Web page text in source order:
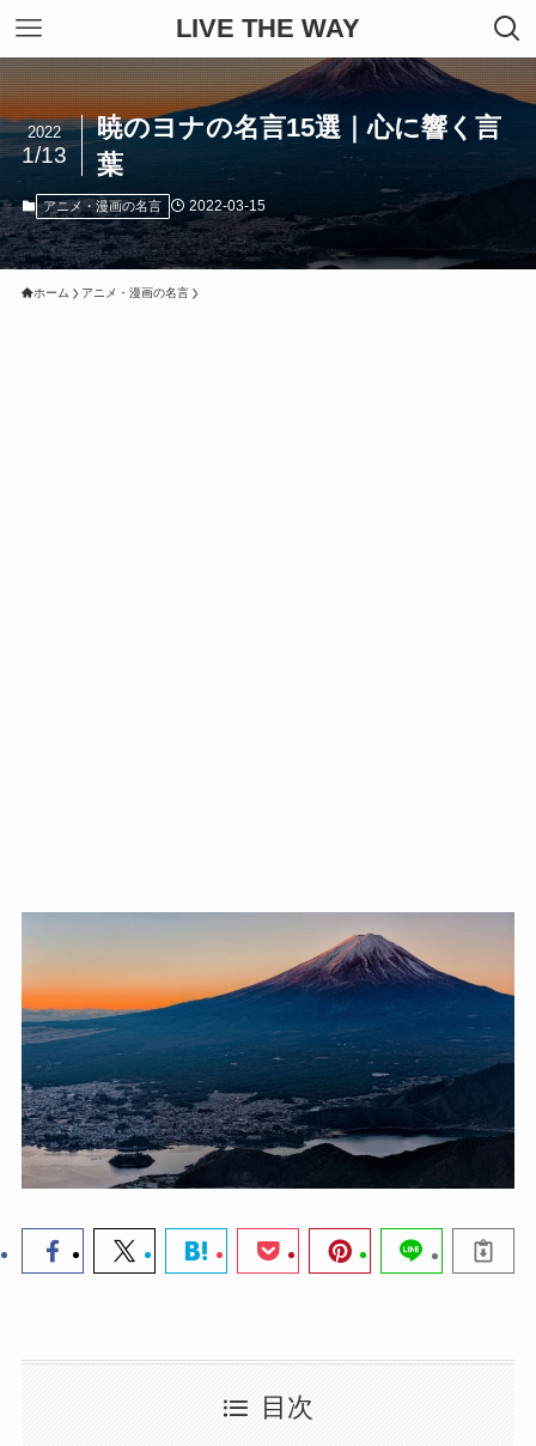
LIVE THE WAY
暁のヨナの名言15選｜心に響く言
葉
2022
1/13
アニメ・漫画の名言 2022-03-15
ホーム アニメ・漫画の名言
目次